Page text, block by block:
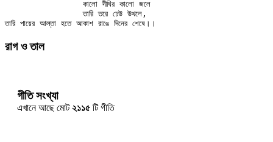
		তারি তরে ঢেউ উথলে,
রাগ ও তাল
গীতি সংখ্যা
এখানে আছে মোট২১১৫ টি গীতি